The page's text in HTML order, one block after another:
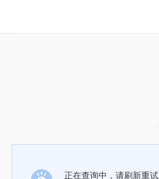
正在查询中，请刷新重试